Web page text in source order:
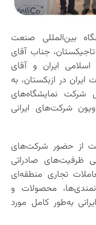
بین‌المللی صنعت
جناب آقای
اسلامی ایران و آقای
در ازبکستان، به
شرکت نمایشگاه‌های
شرکت‌های ایرانی
از حضور شرکت‌های
ظرفیت‌های صادراتی
تجاری منطقه‌ای
محصولات و
به‌طور کامل مورد